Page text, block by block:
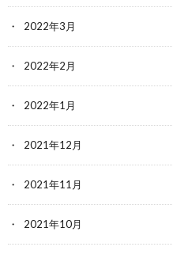
2022年3月
2022年2月
2022年1月
2021年12月
2021年11月
2021年10月